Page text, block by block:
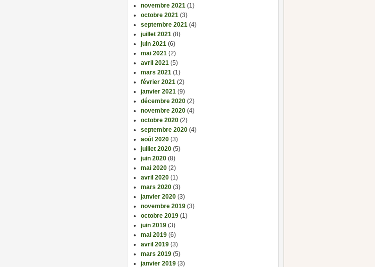
novembre 2021 (1)
octobre 2021 (3)
septembre 2021 (4)
juillet 2021 (8)
juin 2021 (6)
mai 2021 (2)
avril 2021 (5)
mars 2021 (1)
février 2021 (2)
janvier 2021 (9)
décembre 2020 (2)
novembre 2020 (4)
octobre 2020 (2)
septembre 2020 (4)
août 2020 (3)
juillet 2020 (5)
juin 2020 (8)
mai 2020 (2)
avril 2020 (1)
mars 2020 (3)
janvier 2020 (3)
novembre 2019 (3)
octobre 2019 (1)
juin 2019 (3)
mai 2019 (6)
avril 2019 (3)
mars 2019 (5)
janvier 2019 (3)